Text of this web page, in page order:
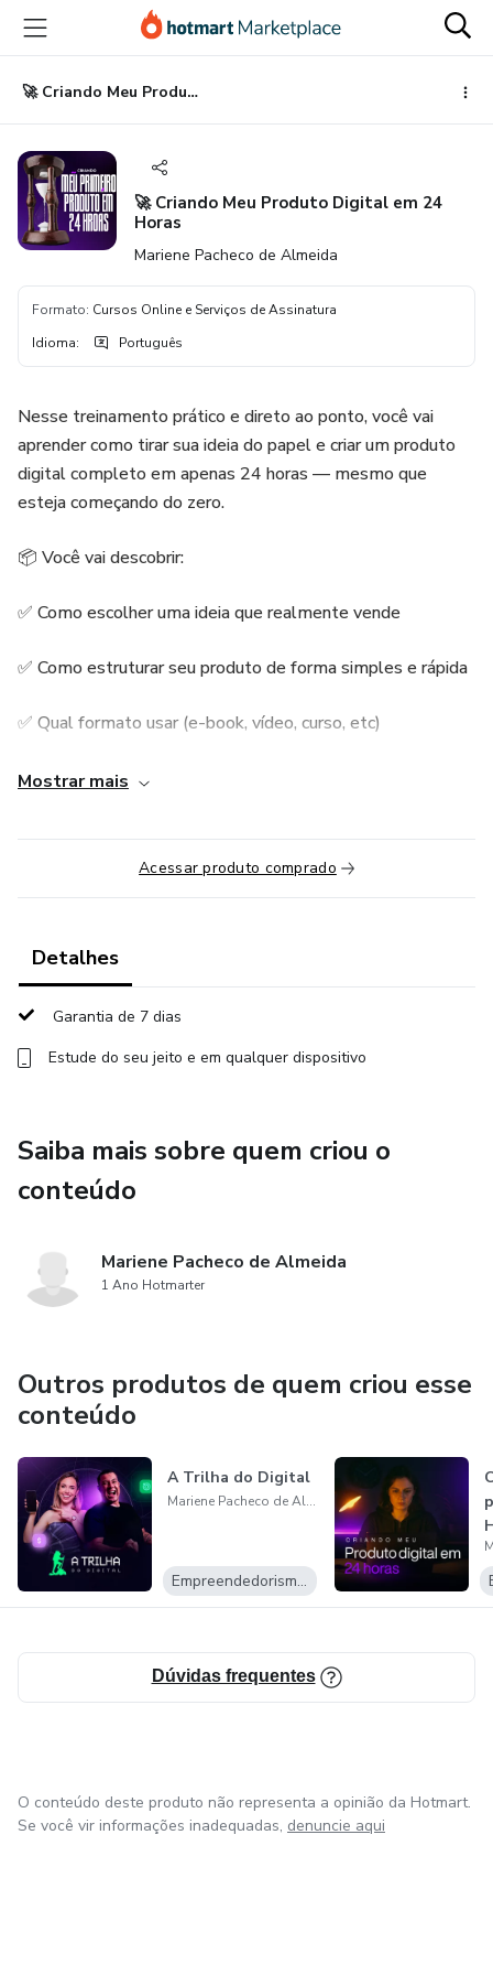
para
conteúdo
principal
para
pagamento
para
rodapé
🚀 Criando Meu Produto Digital em 24 Horas
🚀 Criando Meu Produto Digital em 24
Horas
Mariene Pacheco de Almeida
Formato: Cursos Online e Serviços de Assinatura
Idioma: Português
Nesse treinamento prático e direto ao ponto, você vai
aprender como tirar sua ideia do papel e criar um produto
digital completo em apenas 24 horas — mesmo que
esteja começando do zero.
📦 Você vai descobrir:
✅ Como escolher uma ideia que realmente vende
✅ Como estruturar seu produto de forma simples e rápida
✅ Qual formato usar (e-book, vídeo, curso, etc)
✅ Como gravar, montar e organizar seu conteúdo sem
✅ E o principal: como deixar tudo pronto pra começar a
💻 Método rápido, sem enrolação, pra quem quer fazer e
📅 Em 24 horas, seu produto digital estará pronto para ir
pro mundo!
Mostrar mais
Acessar produto comprado
Detalhes
Garantia de 7 dias
Estude do seu jeito e em qualquer dispositivo
Saiba mais sobre quem criou o
conteúdo
Mariene Pacheco de Almeida
1 Ano Hotmarter
Outros produtos de quem criou esse
conteúdo
A Trilha do Digital
Mariene Pacheco de Almeida
Empreendedorismo Digital
Dúvidas frequentes
O conteúdo deste produto não representa a opinião da Hotmart.
Se você vir informações inadequadas, denuncie aqui